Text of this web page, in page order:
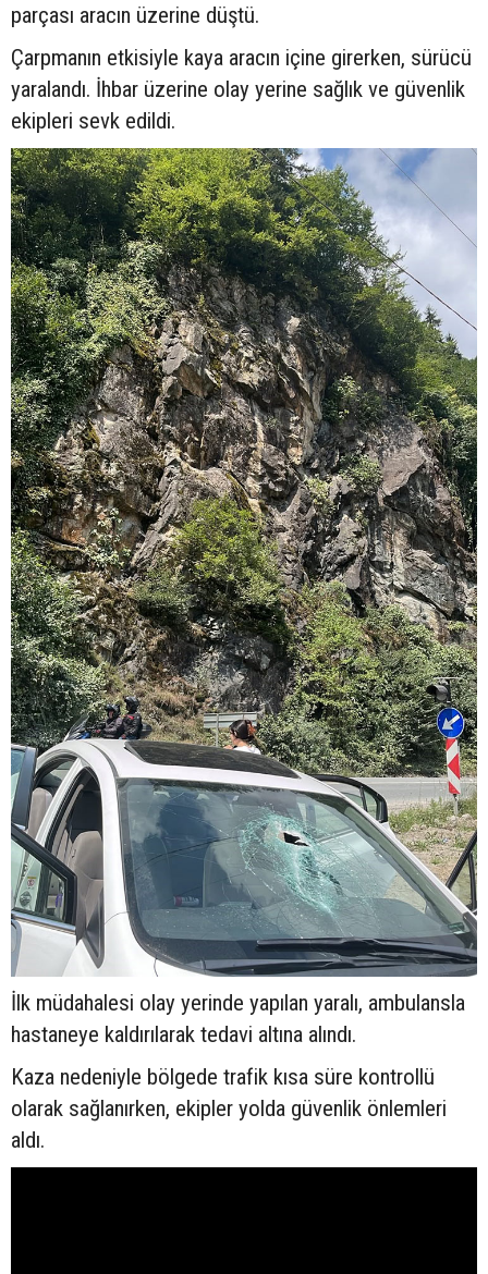
parçası aracın üzerine düştü.
Çarpmanın etkisiyle kaya aracın içine girerken, sürücü
yaralandı. İhbar üzerine olay yerine sağlık ve güvenlik
ekipleri sevk edildi.
İlk müdahalesi olay yerinde yapılan yaralı, ambulansla
hastaneye kaldırılarak tedavi altına alındı.
Kaza nedeniyle bölgede trafik kısa süre kontrollü
olarak sağlanırken, ekipler yolda güvenlik önlemleri
aldı.